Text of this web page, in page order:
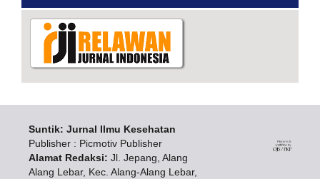
Suntik: Jurnal Ilmu Kesehatan
Publisher : Picmotiv Publisher
Alamat Redaksi: Jl. Jepang, Alang
Alang Lebar, Kec. Alang-Alang Lebar,